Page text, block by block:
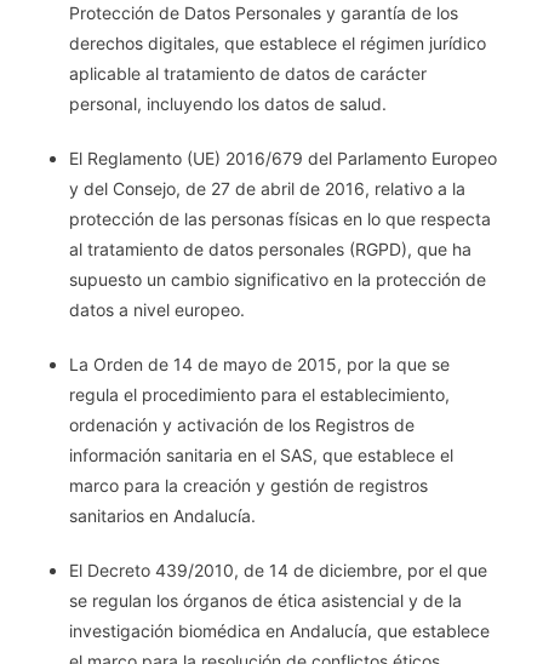
Protección de Datos Personales y garantía de los
derechos digitales, que establece el régimen jurídico
aplicable al tratamiento de datos de carácter
personal, incluyendo los datos de salud.
El Reglamento (UE) 2016/679 del Parlamento Europeo
y del Consejo, de 27 de abril de 2016, relativo a la
protección de las personas físicas en lo que respecta
al tratamiento de datos personales (RGPD), que ha
supuesto un cambio significativo en la protección de
datos a nivel europeo.
La Orden de 14 de mayo de 2015, por la que se
regula el procedimiento para el establecimiento,
ordenación y activación de los Registros de
información sanitaria en el SAS, que establece el
marco para la creación y gestión de registros
sanitarios en Andalucía.
El Decreto 439/2010, de 14 de diciembre, por el que
se regulan los órganos de ética asistencial y de la
investigación biomédica en Andalucía, que establece